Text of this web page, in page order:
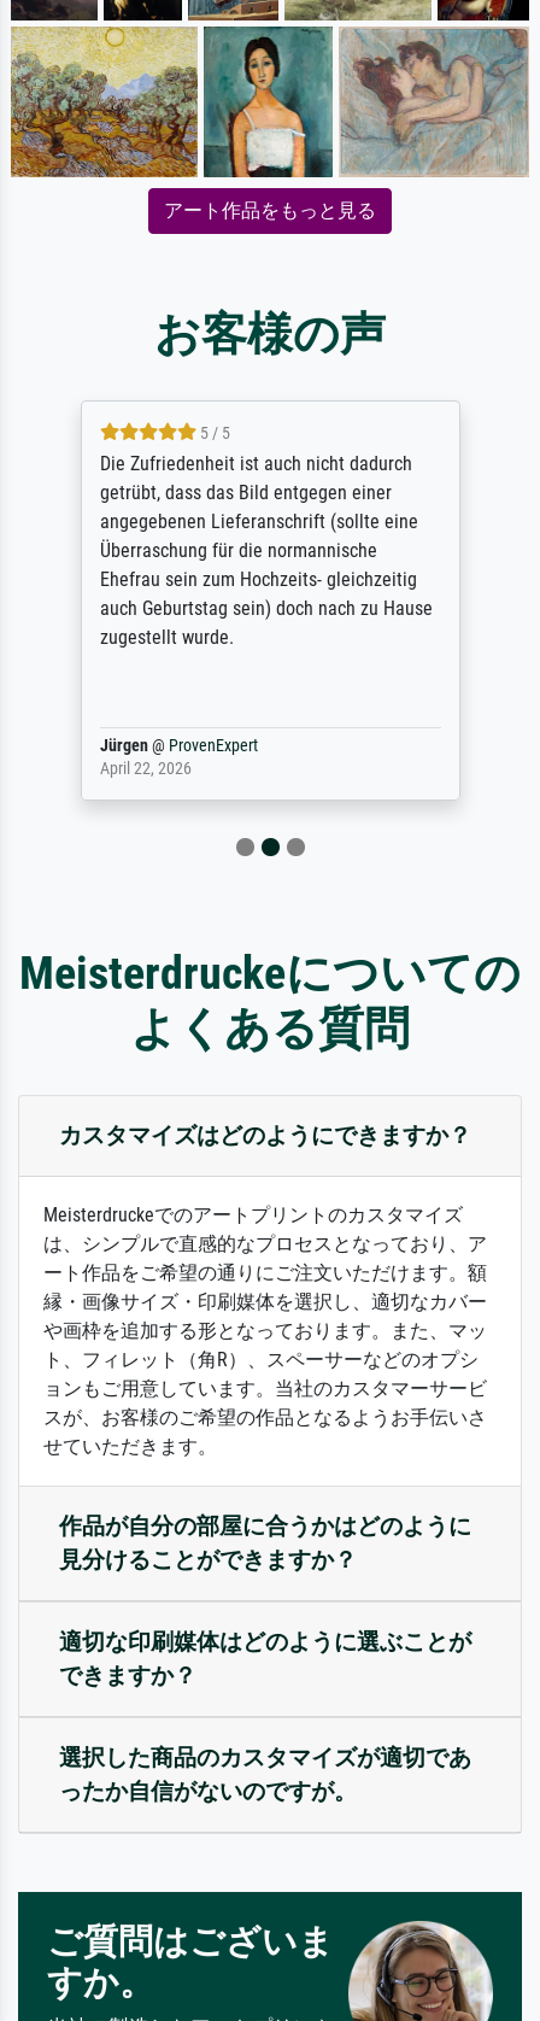
アート作品をもっと見る
お客様の声
5 / 5
Die Zufriedenheit ist auch nicht dadurch
getrübt, dass das Bild entgegen einer
angegebenen Lieferanschrift (sollte eine
Überraschung für die normannische
Ehefrau sein zum Hochzeits- gleichzeitig
auch Geburtstag sein) doch nach zu Hause
zugestellt wurde.
Jürgen@ ProvenExpert
April 22, 2026
Meisterdruckeについての
よくある質問
カスタマイズはどのようにできますか？
Meisterdruckeでのアートプリントのカスタマイズ
は、シンプルで直感的なプロセスとなっており、ア
ート作品をご希望の通りにご注文いただけます。額
縁・画像サイズ・印刷媒体を選択し、適切なカバー
や画枠を追加する形となっております。また、マッ
ト、フィレット（角R）、スペーサーなどのオプシ
ョンもご用意しています。当社のカスタマーサービ
スが、お客様のご希望の作品となるようお手伝いさ
せていただきます。
作品が自分の部屋に合うかはどのように
見分けることができますか？
適切な印刷媒体はどのように選ぶことが
できますか？
選択した商品のカスタマイズが適切であ
ったか自信がないのですが。
ご質問はございま
すか。